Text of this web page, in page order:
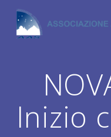
Inizio